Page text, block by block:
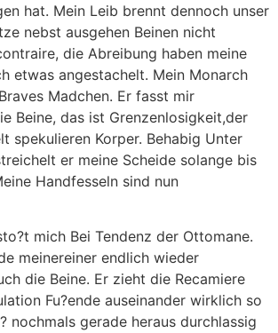
hat. Mein Leib brennt dennoch unser
nebst ausgehen Beinen nicht
die Abreibung haben meine
etwas angestachelt. Mein Monarch
Madchen. Er fasst mir
Beine, das ist Grenzenlosigkeit,der
spekulieren Korper. Behabig Unter
er meine Scheide solange bis
Handfesseln sind nun
mich Bei Tendenz der Ottomane.
meinereiner endlich wieder
die Beine. Er zieht die Recamiere
Fu?ende auseinander wirklich so
nochmals gerade heraus durchlassig